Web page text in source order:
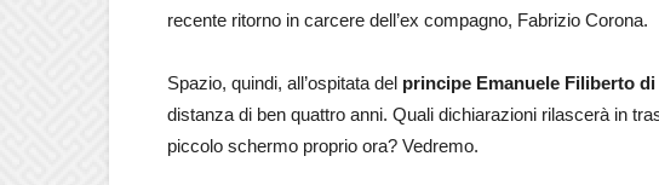
recente ritorno in carcere dell’ex compagno, Fabrizio Corona.
Spazio, quindi, all’ospitata del principe Emanuele Filiberto di
distanza di ben quattro anni. Quali dichiarazioni rilascerà in
piccolo schermo proprio ora? Vedremo.